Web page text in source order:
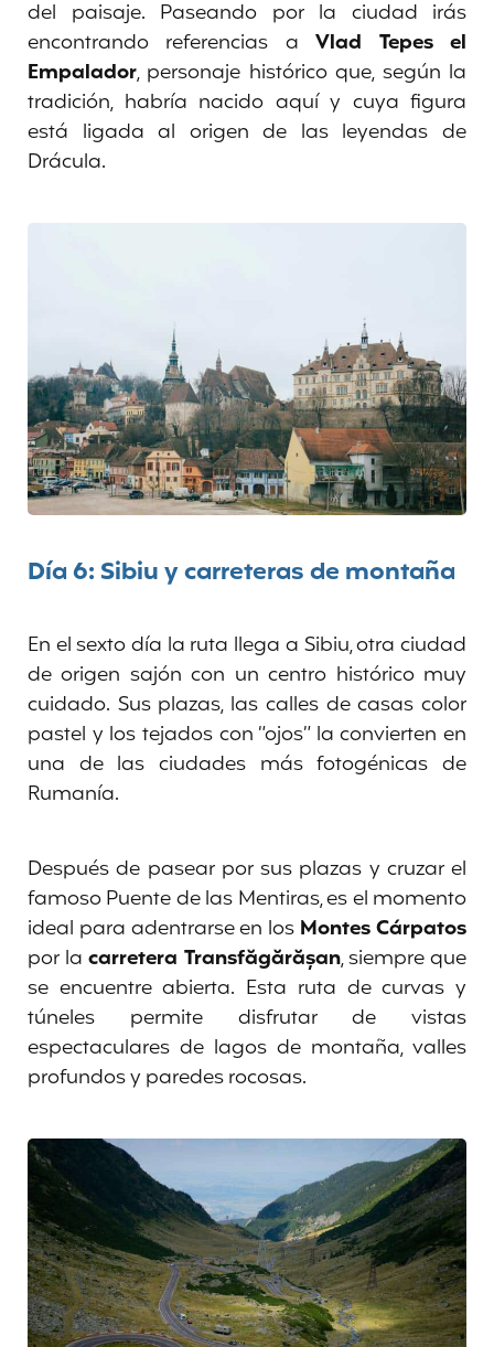
del paisaje. Paseando por la ciudad irás
encontrando referencias aVlad Tepes el
Empalador, personaje histórico que, según la
tradición, habría nacido aquí y cuya figura
está ligada al origen de las leyendas de
Drácula.
Día 6: Sibiu y carreteras de montaña
En el sexto día la ruta llega a Sibiu, otra ciudad
de origen sajón con un centro histórico muy
cuidado. Sus plazas, las calles de casas color
pastel y los tejados con “ojos” la convierten en
una de las ciudades más fotogénicas de
Rumanía.
Después de pasear por sus plazas y cruzar el
famoso Puente de las Mentiras, es el momento
ideal para adentrarse en los Montes Cárpatos
por lacarretera Transfăgărășan, siempre que
se encuentre abierta. Esta ruta de curvas y
túneles permite disfrutar de vistas
espectaculares de lagos de montaña, valles
profundos y paredes rocosas.